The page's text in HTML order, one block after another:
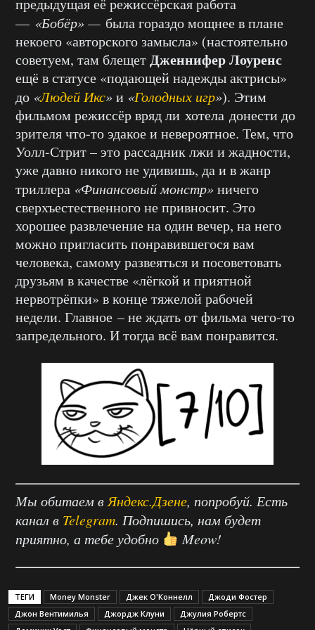
предыдущая её режиссёрская работа
— «Бобёр» — была гораздо мощнее в плане
некоего «авторского замысла» (настоятельно
советуем, там блещетДженнифер Лоуренс
ещё в статусе «подающей надежды актрисы»
до «Людей Икс»и «Голодных игр»). Этим
фильмом режиссёр вряд ли хотела донести до
зрителя что-то эдакое и невероятное. Тем, что
Уолл-Стрит – это рассадник лжи и жадности,
уже давно никого не удивишь, да и в жанр
триллера «Финансовый монстр»ничего
сверхъестественного не привносит. Это
хорошее развлечение на один вечер, на него
можно пригласить понравившегося вам
человека, самому развеяться и посоветовать
друзьям в качестве «лёгкой и приятной
нервотрёпки» в конце тяжелой рабочей
недели. Главное – не ждать от фильма чего-то
запредельного. И тогда всё вам понравится.
Мы обитаем вЯндекс.Дзене, попробуй. Есть
канал в Telegram. Подпишись, нам будет
приятно, а тебе удобно
Meow!
ТЕГИ Money Monster Джек О'Коннелл
Джоди Фостер
Джон Вентимилья
Джордж Клуни
Джулия Робертс